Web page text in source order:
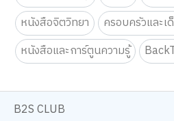
หนังสือจิตวิทยา
ครอบครัวและเ
หนังสือและการ์ตูนความรู้
B2S CLUB